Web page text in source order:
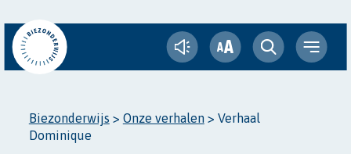
AA
Biezonderwijs > Onze verhalen> Verhaal
Dominique